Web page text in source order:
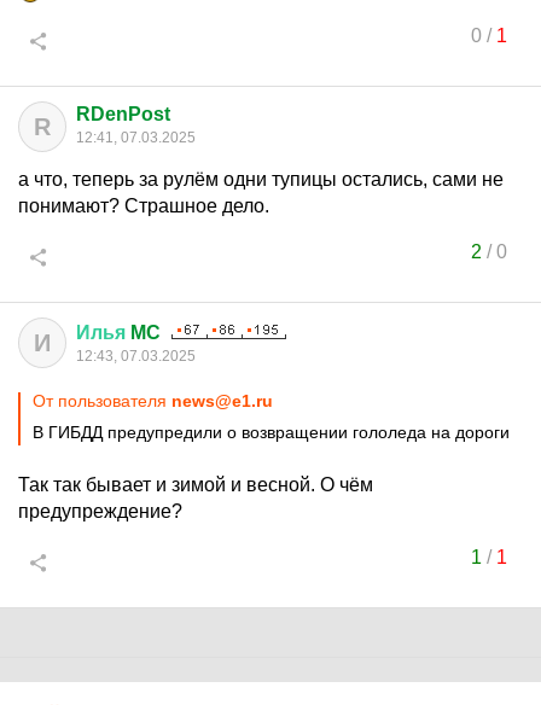
0/ 1
R RDenPost
12:41, 07.03.2025
а что, теперь за рулём одни тупицы остались, сами не
понимают? Страшное дело.
2 /0
И Илья MC
12:43, 07.03.2025
От пользователя news@e1.ru
В ГИБДД предупредили о возвращении гололеда на дороги
Так так бывает и зимой и весной. О чём
предупреждение?
1 / 1